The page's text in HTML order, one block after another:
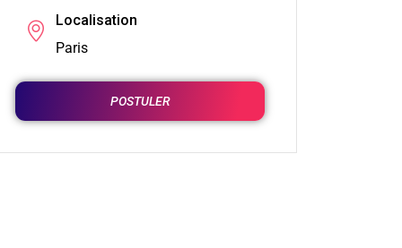
Localisation
Paris
POSTULER